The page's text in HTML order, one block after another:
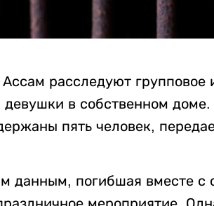
расследуют групповое
девушки в собственном
пять человек,
данным, погибшая вместе с